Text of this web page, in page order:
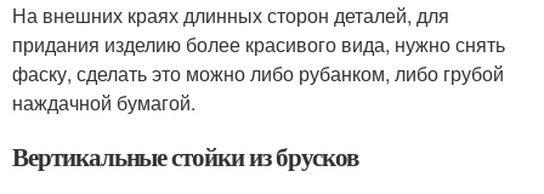
На внешних краях длинных сторон деталей, для
придания изделию более красивого вида, нужно снять
фаску, сделать это можно либо рубанком, либо грубой
наждачной бумагой.
Вертикальные стойки из брусков